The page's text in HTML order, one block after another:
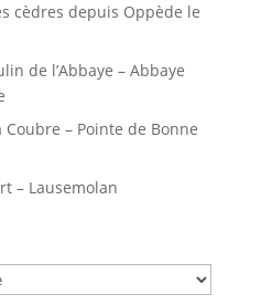
cèdres depuis Oppède le
de l’Abbaye – Abbaye
– Pointe de Bonne
– Lausemolan